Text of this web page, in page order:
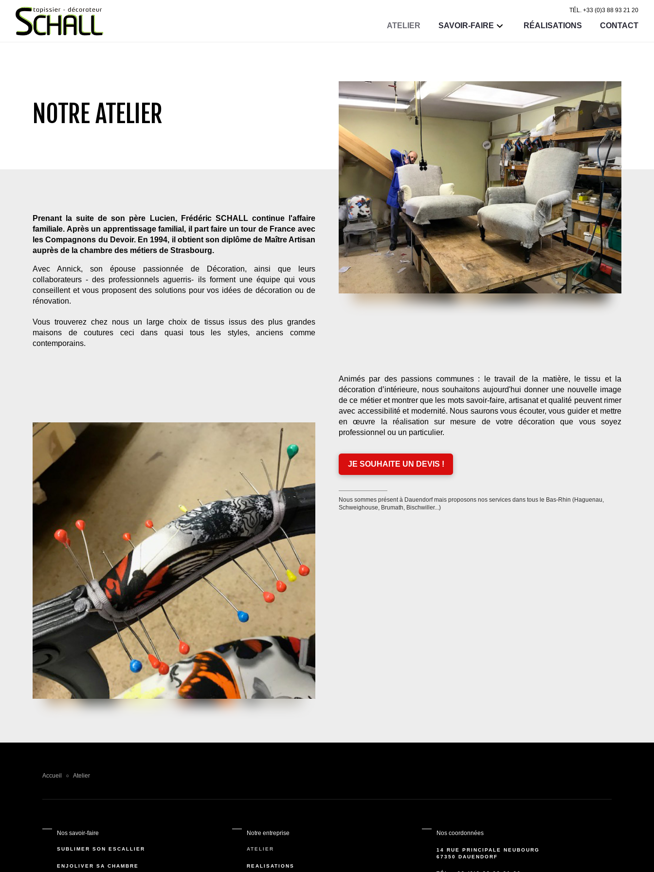
TÉL. +33 (0)3 88 93 21 20
ATELIER SAVOIR-FAIRE RÉALISATIONS CONTACT
NOTRE ATELIER
Prenant la suite de son père Lucien, Frédéric SCHALL continue l'affaire
familiale. Après un apprentissage familial, il part faire un tour de France avec
les Compagnons du Devoir. En 1994, il obtient son diplôme de Maître Artisan
auprès de la chambre des métiers de Strasbourg.
Avec Annick, son épouse passionnée de Décoration, ainsi que leurs
collaborateurs - des professionnels aguerris- ils forment une équipe qui vous
conseillent et vous proposent des solutions pour vos idées de décoration ou de
rénovation.
Vous trouverez chez nous un large choix de tissus issus des plus grandes
maisons de coutures ceci dans quasi tous les styles, anciens comme
contemporains.
Animés par des passions communes : le travail de la matière, le tissu et la
décoration d’intérieure, nous souhaitons aujourd'hui donner une nouvelle image
de ce métier et montrer que les mots savoir-faire, artisanat et qualité peuvent rimer
avec accessibilité et modernité. Nous saurons vous écouter, vous guider et mettre
en œuvre la réalisation sur mesure de votre décoration que vous soyez
professionnel ou un particulier.
JE SOUHAITE UN DEVIS !
Nous sommes présent à Dauendorf mais proposons nos services dans tous le Bas-Rhin (Haguenau,
Schweighouse, Brumath, Bischwiller...)
Accueil ○ Atelier
Nos savoir-faire
SUBLIMER SON ESCALLIER
ENJOLIVER SA CHAMBRE
Notre entreprise
ATELIER
RÉALISATIONS
Nos coordonnées
14 RUE PRINCIPALE NEUBOURG
67350 DAUENDORF